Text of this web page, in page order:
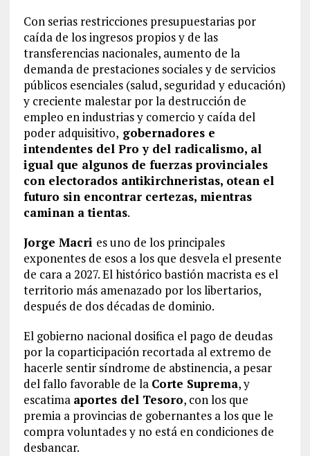
Con serias restricciones presupuestarias por
caída de los ingresos propios y de las
transferencias nacionales, aumento de la
demanda de prestaciones sociales y de servicios
públicos esenciales (salud, seguridad y educación)
y creciente malestar por la destrucción de
empleo en industrias y comercio y caída del
poder adquisitivo, gobernadores e
intendentes del Pro y del radicalismo, al
igual que algunos de fuerzas provinciales
con electorados antikirchneristas, otean el
futuro sin encontrar certezas, mientras
caminan a tientas.
Jorge Macri es uno de los principales
exponentes de esos a los que desvela el presente
de cara a 2027. El histórico bastión macrista es el
territorio más amenazado por los libertarios,
después de dos décadas de dominio.
El gobierno nacional dosifica el pago de deudas
por la coparticipación recortada al extremo de
hacerle sentir síndrome de abstinencia, a pesar
del fallo favorable de la Corte Suprema, y
escatima aportes del Tesoro, con los que
premia a provincias de gobernantes a los que le
compra voluntades y no está en condiciones de
desbancar.